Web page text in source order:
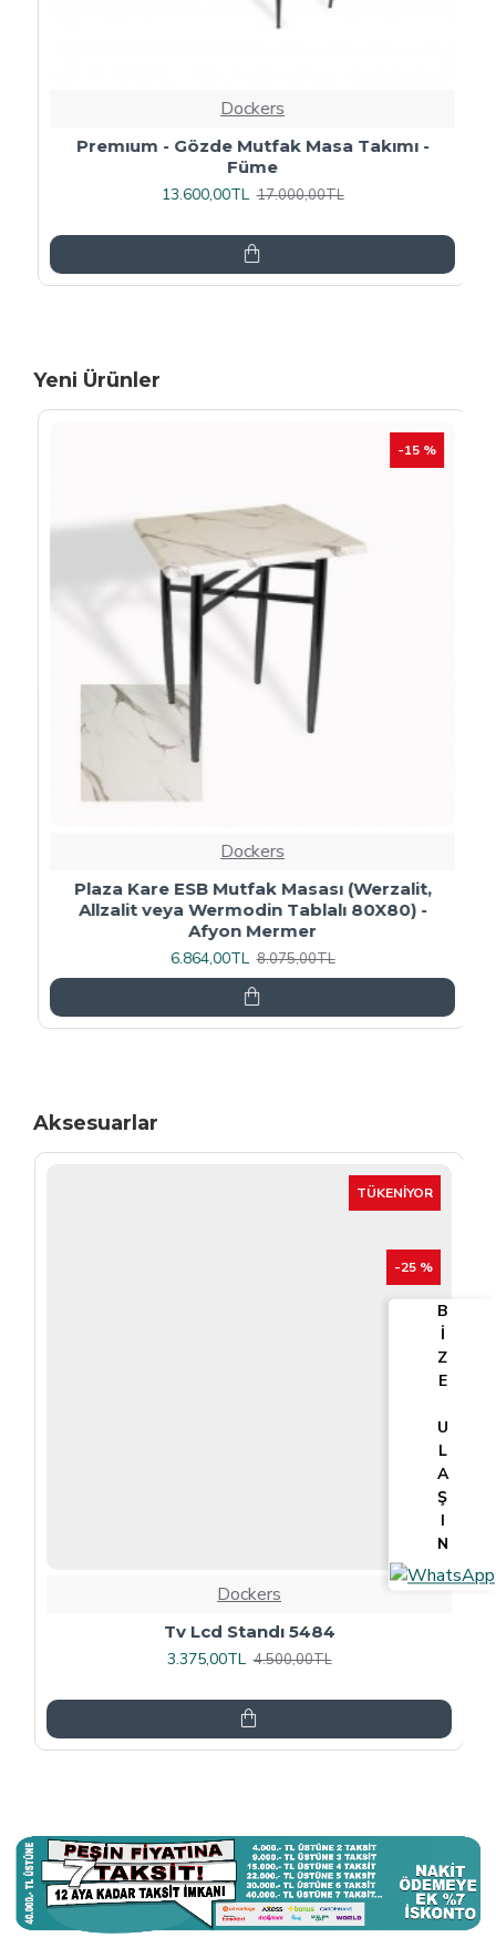
Dockers
Premıum - Gözde Mutfak Masa Takımı -
Füme
13.600,00TL 17.000,00TL
Yeni Ürünler
-15 %
Dockers
Plaza Kare ESB Mutfak Masası (Werzalit,
Allzalit veya Wermodin Tablalı 80X80) -
Afyon Mermer
6.864,00TL 8.075,00TL
Aksesuarlar
TÜKENIYOR
-25 %
Dockers
Tv Lcd Standı 5484
3.375,00TL 4.500,00TL
B
İ
Z
E
U
L
A
Ş
I
N